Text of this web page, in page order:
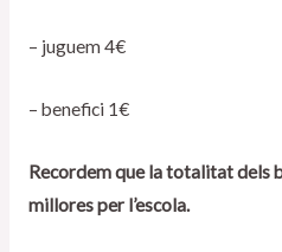
– juguem 4€
– benefici 1€
Recordem que la totalitat dels
millores per l’escola.